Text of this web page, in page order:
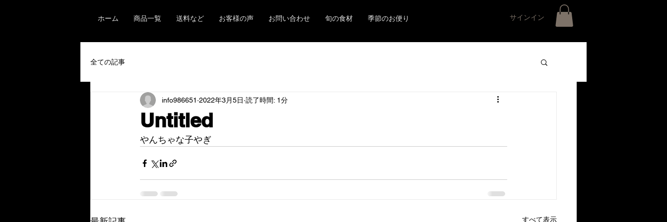
ホーム 商品一覧 送料など お客様の声 お問い合わせ 旬の食材 季節のお便り サインイン
全ての記事
Untitled
info986651 2022年3月5日 読了時間: 1分
やんちゃな子やぎ
すべて表示